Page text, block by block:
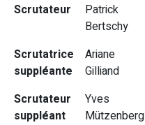
Scrutateur
Patrick
Bertschy
Scrutatrice
suppléante
Ariane
Gilliand
Scrutateur
suppléant
Yves
Mützenberg